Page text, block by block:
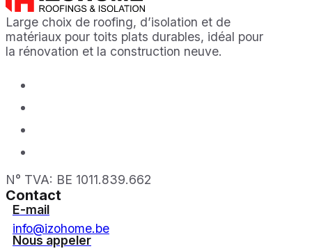
Large choix de roofing, d’isolation et de
matériaux pour toits plats durables, idéal pour
la rénovation et la construction neuve.
N° TVA: BE 1011.839.662
Contact
E-mail
info@izohome.be
Nous appeler